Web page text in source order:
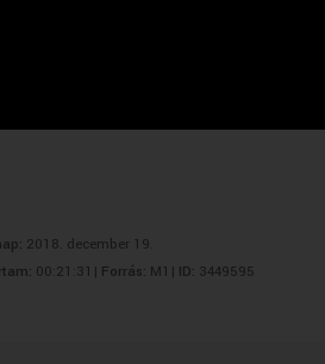
2018. december 19.
00:21:31| Forrás: M1| ID: 3449595